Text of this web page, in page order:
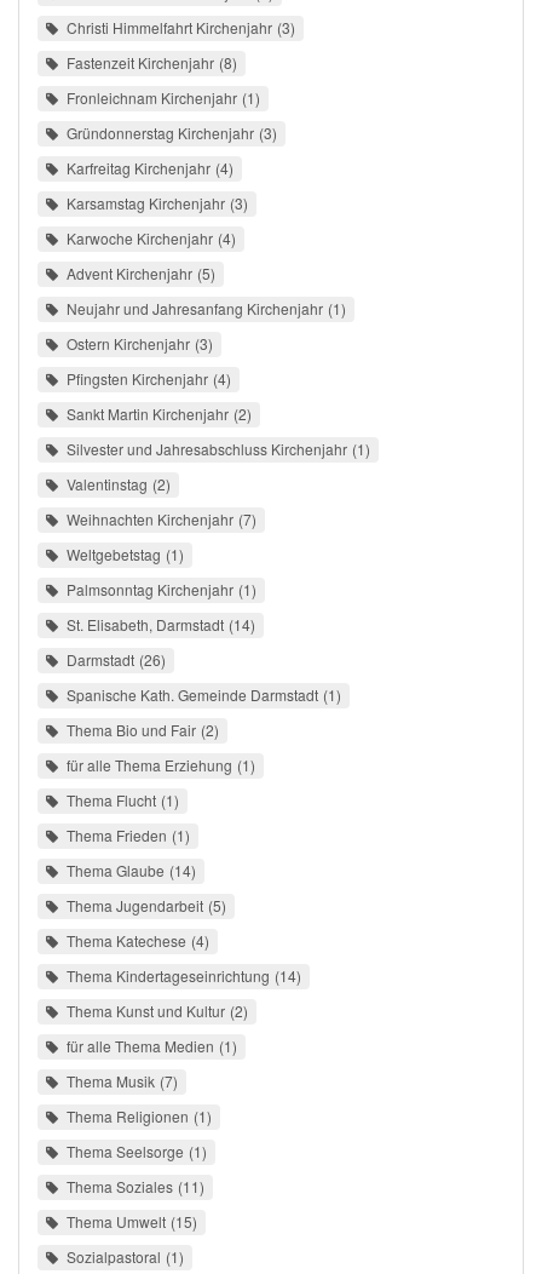
Christi Himmelfahrt Kirchenjahr 3
Fastenzeit Kirchenjahr 8
Fronleichnam Kirchenjahr 1
Gründonnerstag Kirchenjahr 3
Karfreitag Kirchenjahr 4
Karsamstag Kirchenjahr 3
Karwoche Kirchenjahr 4
Advent Kirchenjahr 5
Neujahr und Jahresanfang Kirchenjahr 1
Ostern Kirchenjahr 3
Pfingsten Kirchenjahr 4
Sankt Martin Kirchenjahr 2
Silvester und Jahresabschluss Kirchenjahr 1
Valentinstag 2
Weihnachten Kirchenjahr 7
Weltgebetstag 1
Palmsonntag Kirchenjahr 1
St. Elisabeth, Darmstadt 14
Darmstadt 26
Spanische Kath. Gemeinde Darmstadt 1
Thema Bio und Fair 2
für alle Thema Erziehung 1
Thema Flucht 1
Thema Frieden 1
Thema Glaube 14
Thema Jugendarbeit 5
Thema Katechese 4
Thema Kindertageseinrichtung 14
Thema Kunst und Kultur 2
für alle Thema Medien 1
Thema Musik 7
Thema Religionen 1
Thema Seelsorge 1
Thema Soziales 11
Thema Umwelt 15
Sozialpastoral 1